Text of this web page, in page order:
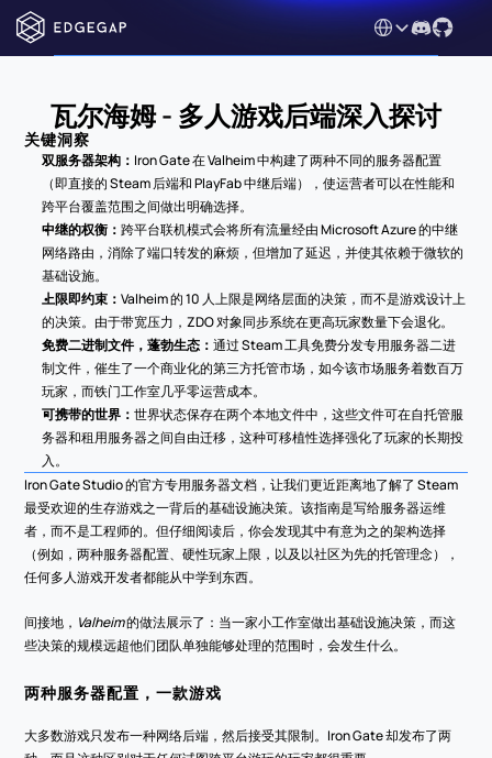
Select Language
瓦尔海姆 - 多人游戏后端深入探讨
关键洞察
双服务器架构： Iron Gate 在 Valheim 中构建了两种不同的服务器配置
（即直接的 Steam 后端和 PlayFab 中继后端），使运营者可以在性能和
跨平台覆盖范围之间做出明确选择。
中继的权衡：跨平台联机模式会将所有流量经由 Microsoft Azure 的中继
网络路由，消除了端口转发的麻烦，但增加了延迟，并使其依赖于微软的
基础设施。
上限即约束：Valheim 的 10 人上限是网络层面的决策，而不是游戏设计上
的决策。由于带宽压力，ZDO 对象同步系统在更高玩家数量下会退化。
免费二进制文件，蓬勃生态：通过 Steam 工具免费分发专用服务器二进
制文件，催生了一个商业化的第三方托管市场，如今该市场服务着数百万
玩家，而铁门工作室几乎零运营成本。
可携带的世界：世界状态保存在两个本地文件中，这些文件可在自托管服
务器和租用服务器之间自由迁移，这种可移植性选择强化了玩家的长期投
入。
Iron Gate Studio 的官方专用服务器文档，让我们更近距离地了解了 Steam
最受欢迎的生存游戏之一背后的基础设施决策。该指南是写给服务器运维
者，而不是工程师的。但仔细阅读后，你会发现其中有意为之的架构选择
（例如，两种服务器配置、硬性玩家上限，以及以社区为先的托管理念），
任何多人游戏开发者都能从中学到东西。
间接地， Valheim 的做法展示了：当一家小工作室做出基础设施决策，而这
些决策的规模远超他们团队单独能够处理的范围时，会发生什么。
两种服务器配置，一款游戏
大多数游戏只发布一种网络后端，然后接受其限制。Iron Gate 却发布了两